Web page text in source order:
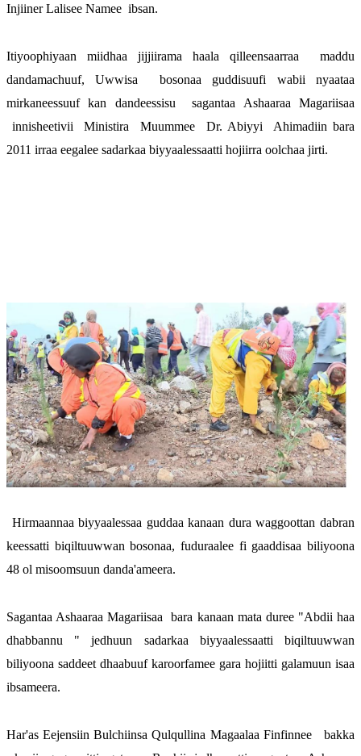
Injiiner Lalisee Namee  ibsan.
Itiyoophiyaan miidhaa jijjiirama haala qilleensaarraa  maddu
dandamachuuf, Uwwisa  bosonaa guddisuufi wabii nyaataa
mirkaneessuuf kan dandeessisu  sagantaa Ashaaraa Magariisaa
innisheetivii  Ministira  Muummee  Dr. Abiyyi  Ahimadiin bara
2011 irraa eegalee sadarkaa biyyaalessaatti hojiirra oolchaa jirti.
Hirmaannaa biyyaalessaa guddaa kanaan dura waggoottan dabran
keessatti biqiltuuwwan bosonaa, fuduraalee fi gaaddisaa biliyoona
48 ol misoomsuun danda'ameera.
Sagantaa Ashaaraa Magariisaa  bara kanaan mata duree "Abdii haa
dhabbannu " jedhuun sadarkaa biyyaalessaatti biqiltuuwwan
biliyoona saddeet dhaabuuf karoorfamee gara hojiitti galamuun isaa
ibsameera.
Har'as Eejensiin Bulchiinsa Qulqullina Magaalaa Finfinnee   bakka